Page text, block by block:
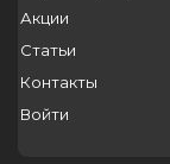
Акции
Статьи
Контакты
Войти